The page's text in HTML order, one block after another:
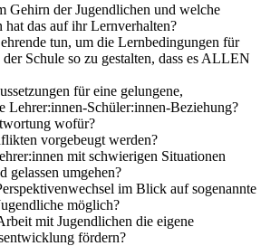
Gehirn der Jugendlichen und welche
das auf ihr Lernverhalten?
tun, um die Lernbedingungen für
Schule so zu gestalten, dass es ALLEN
für eine gelungene,
Lehrer:innen-Schüler:innen-Beziehung?
wofür?
vorgebeugt werden?
mit schwierigen Situationen
gelassen umgehen?
im Blick auf sogenannte
möglich?
mit Jugendlichen die eigene
fördern?